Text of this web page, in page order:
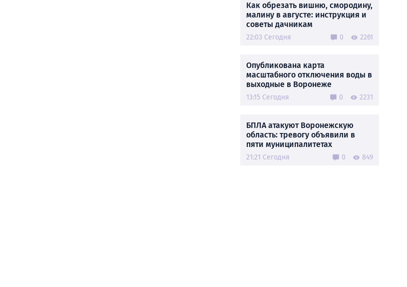
Как обрезать вишню, смородину,
малину в августе: инструкция и
советы дачникам
22:03 Сегодня 0 2261
Опубликована карта
масштабного отключения воды в
выходные в Воронеже
13:15 Сегодня 0 2231
БПЛА атакуют Воронежскую
область: тревогу объявили в
пяти муниципалитетах
21:21 Сегодня 0 849